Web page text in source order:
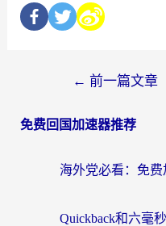
← 前一篇文章
免费回国加速器推荐